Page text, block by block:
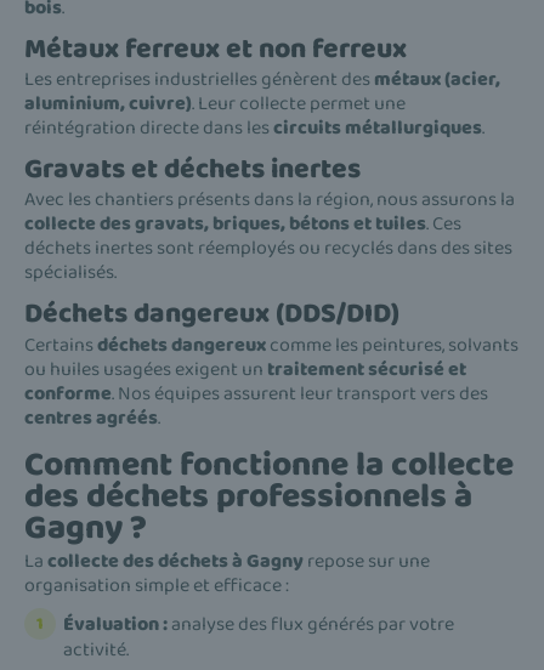
bois.
Métaux ferreux et non ferreux
Les entreprises industrielles génèrent des métaux (acier,
aluminium, cuivre). Leur collecte permet une
réintégration directe dans lescircuits métallurgiques.
Gravats et déchets inertes
Avec les chantiers présents dans la région, nous assurons la
collecte des gravats, briques, bétons et tuiles. Ces
déchets inertes sont réemployés ou recyclés dans des sites
spécialisés.
Déchets dangereux (DDS/DID)
Certainsdéchets dangereuxcomme les peintures, solvants
ou huiles usagées exigent un traitement sécurisé et
conforme. Nos équipes assurent leur transport vers des
centres agréés.
Comment fonctionne la collecte
des déchets professionnels à
Gagny ?
Lacollecte des déchets à Gagnyrepose sur une
organisation simple et efficace :
Évaluation :analyse des flux générés par votre
activité.